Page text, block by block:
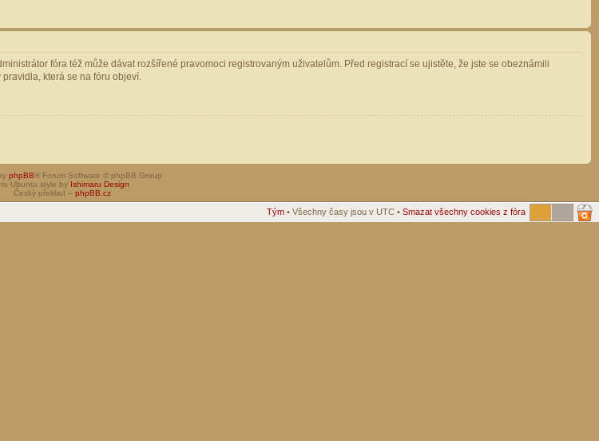
fóra též může dávat rozšířené pravomoci registrovaným uživatelům. Před registrací se ujistěte, že jste se obeznámili
která se na fóru objeví.
phpBB® Forum Software © phpBB Group
Ubuntu style by Ishimaru Design
Český překlad – phpBB.cz
Tým • Všechny časy jsou v UTC • Smazat všechny cookies z fóra